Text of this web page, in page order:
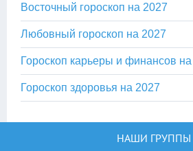
Восточный гороскоп на 2027
Любовный гороскоп на 2027
Гороскоп карьеры и финансов
Гороскоп здоровья на 2027
НАШИ ГРУППЫ